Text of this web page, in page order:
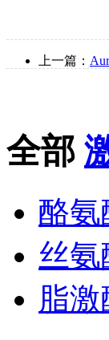
上一篇：
全部
酪氨
丝
脂激